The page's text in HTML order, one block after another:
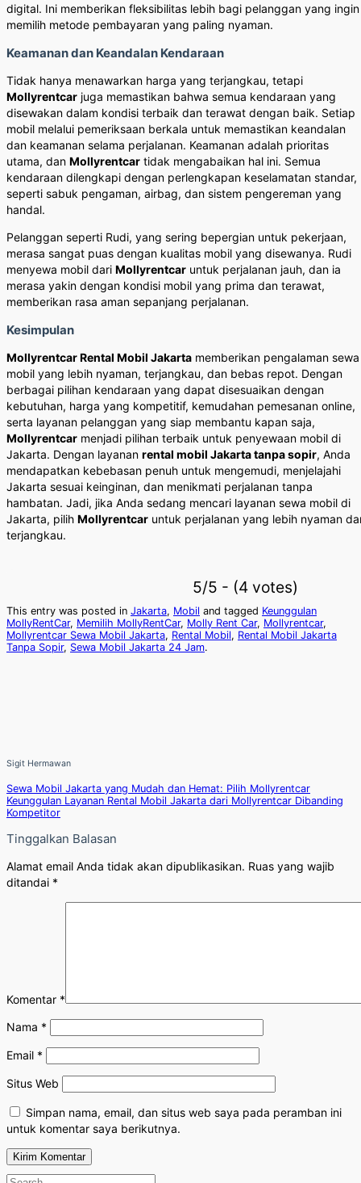
digital. Ini memberikan fleksibilitas lebih bagi pelanggan yang ingin
memilih metode pembayaran yang paling nyaman.
Keamanan dan Keandalan Kendaraan
Tidak hanya menawarkan harga yang terjangkau, tetapi
Mollyrentcar juga memastikan bahwa semua kendaraan yang
disewakan dalam kondisi terbaik dan terawat dengan baik. Setiap
mobil melalui pemeriksaan berkala untuk memastikan keandalan
dan keamanan selama perjalanan. Keamanan adalah prioritas
utama, dan Mollyrentcar tidak mengabaikan hal ini. Semua
kendaraan dilengkapi dengan perlengkapan keselamatan standar,
seperti sabuk pengaman, airbag, dan sistem pengereman yang
handal.
Pelanggan seperti Rudi, yang sering bepergian untuk pekerjaan,
merasa sangat puas dengan kualitas mobil yang disewanya. Rudi
menyewa mobil dari Mollyrentcar untuk perjalanan jauh, dan ia
merasa yakin dengan kondisi mobil yang prima dan terawat,
memberikan rasa aman sepanjang perjalanan.
Kesimpulan
Mollyrentcar Rental Mobil Jakarta memberikan pengalaman sewa
mobil yang lebih nyaman, terjangkau, dan bebas repot. Dengan
berbagai pilihan kendaraan yang dapat disesuaikan dengan
kebutuhan, harga yang kompetitif, kemudahan pemesanan online,
serta layanan pelanggan yang siap membantu kapan saja,
Mollyrentcar menjadi pilihan terbaik untuk penyewaan mobil di
Jakarta. Dengan layanan rental mobil Jakarta tanpa sopir, Anda
mendapatkan kebebasan penuh untuk mengemudi, menjelajahi
Jakarta sesuai keinginan, dan menikmati perjalanan tanpa
hambatan. Jadi, jika Anda sedang mencari layanan sewa mobil di
Jakarta, pilih Mollyrentcar untuk perjalanan yang lebih nyaman
terjangkau.
5/5 - (4 votes)
This entry was posted in Jakarta, Mobil and tagged Keunggulan
MollyRentCar, Memilih MollyRentCar, Molly Rent Car, Mollyrentcar,
Mollyrentcar Sewa Mobil Jakarta, Rental Mobil, Rental Mobil Jakarta
Tanpa Sopir, Sewa Mobil Jakarta 24 Jam.
Sigit Hermawan
Sewa Mobil Jakarta yang Mudah dan Hemat: Pilih Mollyrentcar
Keunggulan Layanan Rental Mobil Jakarta dari Mollyrentcar Dibanding
Kompetitor
Tinggalkan Balasan
Alamat email Anda tidak akan dipublikasikan. Ruas yang wajib
ditandai *
Komentar *
Nama *
Email *
Situs Web
Simpan nama, email, dan situs web saya pada peramban ini
untuk komentar saya berikutnya.